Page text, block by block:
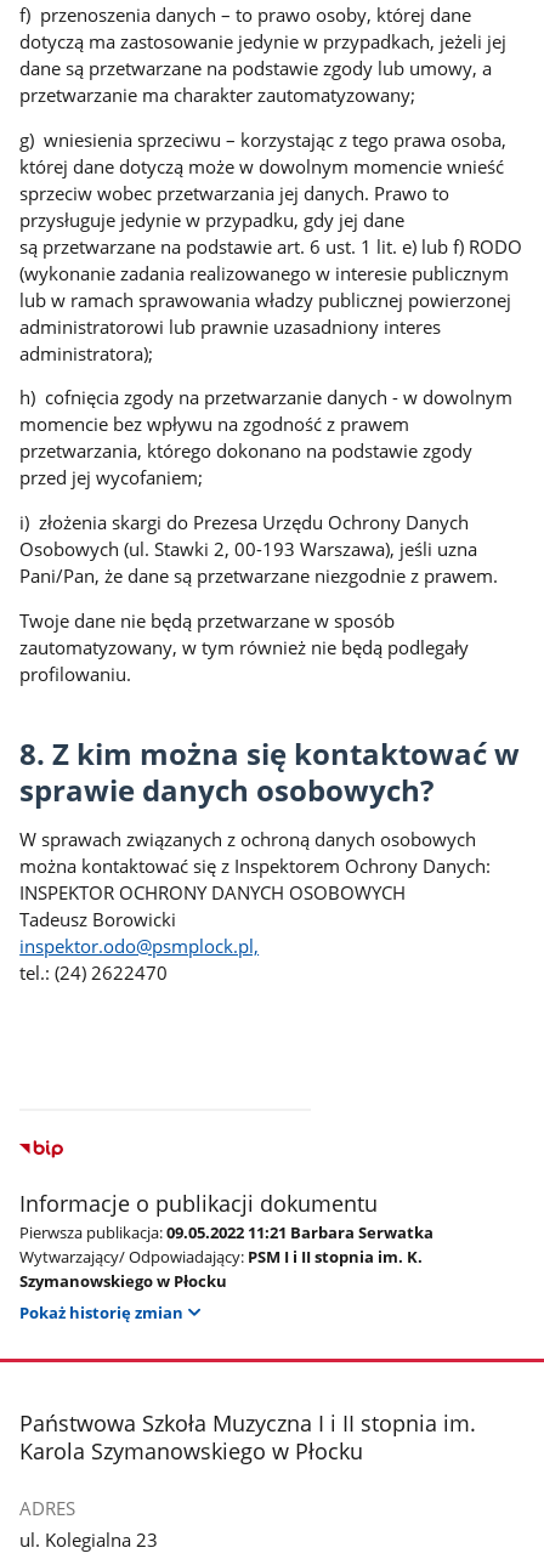
f) przenoszenia danych – to prawo osoby, której dane
dotyczą ma zastosowanie jedynie w przypadkach, jeżeli jej
dane są przetwarzane na podstawie zgody lub umowy, a
przetwarzanie ma charakter zautomatyzowany;
g) wniesienia sprzeciwu – korzystając z tego prawa osoba,
której dane dotyczą może w dowolnym momencie wnieść
sprzeciw wobec przetwarzania jej danych. Prawo to
przysługuje jedynie w przypadku, gdy jej dane
są przetwarzane na podstawie art. 6 ust. 1 lit. e) lub f) RODO
(wykonanie zadania realizowanego w interesie publicznym
lub w ramach sprawowania władzy publicznej powierzonej
administratorowi lub prawnie uzasadniony interes
administratora);
h) cofnięcia zgody na przetwarzanie danych - w dowolnym
momencie bez wpływu na zgodność z prawem
przetwarzania, którego dokonano na podstawie zgody
przed jej wycofaniem;
i) złożenia skargi do Prezesa Urzędu Ochrony Danych
Osobowych (ul. Stawki 2, 00-193 Warszawa), jeśli uzna
Pani/Pan, że dane są przetwarzane niezgodnie z prawem.
Twoje dane nie będą przetwarzane w sposób
zautomatyzowany, w tym również nie będą podlegały
profilowaniu.
8. Z kim można się kontaktować w
sprawie danych osobowych?
W sprawach związanych z ochroną danych osobowych
można kontaktować się z Inspektorem Ochrony Danych:
INSPEKTOR OCHRONY DANYCH OSOBOWYCH
Tadeusz Borowicki
inspektor.odo@psmplock.pl,
tel.: (24) 2622470
Informacje o publikacji dokumentu
Pierwsza publikacja:09.05.2022 11:21 Barbara Serwatka
Wytwarzający/ Odpowiadający: PSM I i II stopnia im. K.
Szymanowskiego w Płocku
Pokaż historię zmian
stopka
Państwowa Szkoła Muzyczna I i II stopnia im.
Karola Szymanowskiego w Płocku
ADRES
ul. Kolegialna 23